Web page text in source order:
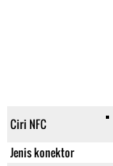
Ciri NFC
Jenis konektor